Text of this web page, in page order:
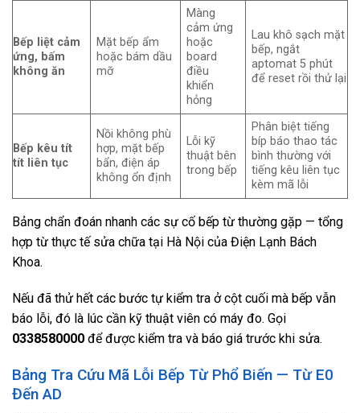
Bếp liệt cảm
ứng, bấm
không ăn
Mặt bếp ẩm
hoặc bám dầu
mỡ
Màng
cảm ứng
hoặc
board
điều
khiển
hỏng
Lau khô sạch mặt
bếp, ngắt
aptomat 5 phút
để reset rồi thử lại
Bếp kêu tít
tít liên tục
Nồi không phù
hợp, mặt bếp
bẩn, điện áp
không ổn định
Lỗi kỹ
thuật bên
trong bếp
Phân biệt tiếng
bíp báo thao tác
bình thường với
tiếng kêu liên tục
kèm mã lỗi
Bảng chẩn đoán nhanh các sự cố bếp từ thường gặp — tổng
hợp từ thực tế sửa chữa tại Hà Nội của Điện Lạnh Bách
Khoa.
Nếu đã thử hết các bước tự kiểm tra ở cột cuối mà bếp vẫn
báo lỗi, đó là lúc cần kỹ thuật viên có máy đo. Gọi
0338580000 để được kiểm tra và báo giá trước khi sửa.
Bảng Tra Cứu Mã Lỗi Bếp Từ Phổ Biến — Từ E0
Đến AD